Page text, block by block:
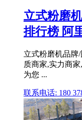
立式粉磨
排行榜 阿
立式粉磨机品牌
质商家,实力商
为您 ...
联系电话: 180